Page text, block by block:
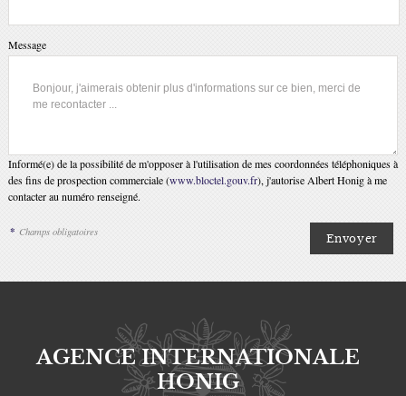
Message
Informé(e) de la possibilité de m'opposer à l'utilisation de mes coordonnées téléphoniques à
des fins de prospection commerciale (www.bloctel.gouv.fr), j'autorise Albert Honig à me
contacter au numéro renseigné.
* Champs obligatoires
AGENCE INTERNATIONALE
HONIG